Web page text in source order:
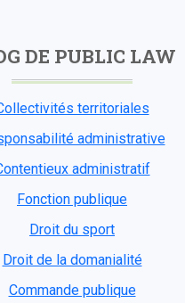
DE PUBLIC LAW
territoriales
administrative
administratif
Fonction publique
Droit du sport
Droit de la domanialité
Commande publique